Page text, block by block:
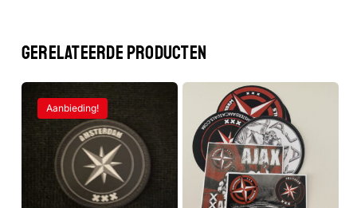
GERELATEERDE PRODUCTEN
Aanbieding!